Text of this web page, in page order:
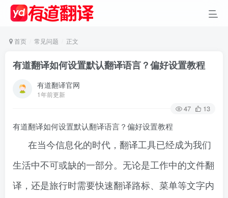
首页 常见问题 正文
有道翻译如何设置默认翻译语言？偏好设置教程
有道翻译官网
1年前更新
47 13
有道翻译如何设置默认翻译语言？偏好设置教程
在当今信息化的时代，翻译工具已经成为我们
生活中不可或缺的一部分。无论是工作中的文件翻
译，还是旅行时需要快速翻译路标、菜单等文字内